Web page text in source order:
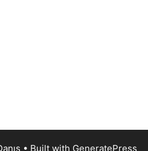
• Built with GeneratePress